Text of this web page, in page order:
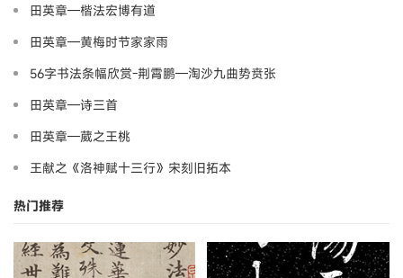
田英章—楷法宏博有道
田英章—黄梅时节家家雨
56字书法条幅欣赏-荆霄鹏—淘沙九曲势贲张
田英章—诗三首
田英章—葳之王桃
王献之《洛神赋十三行》宋刻旧拓本
热门推荐